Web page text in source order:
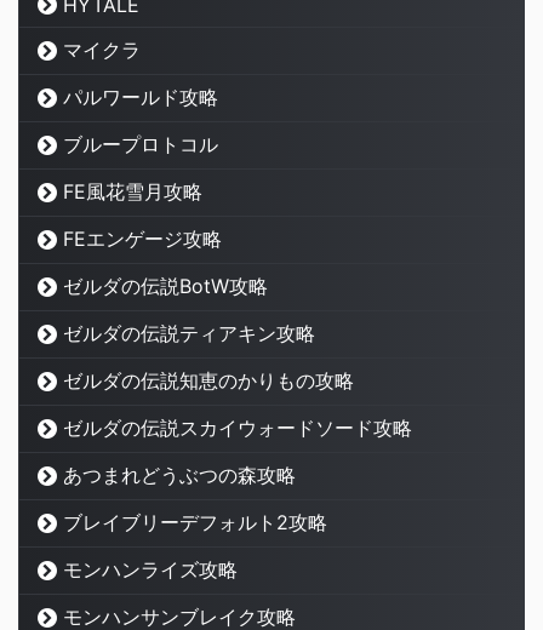
マイクラ
パルワールド攻略
ブループロトコル
FE風花雪月攻略
FEエンゲージ攻略
ゼルダの伝説BotW攻略
ゼルダの伝説ティアキン攻略
ゼルダの伝説知恵のかりもの攻略
ゼルダの伝説スカイウォードソード攻略
あつまれどうぶつの森攻略
ブレイブリーデフォルト2攻略
モンハンライズ攻略
モンハンサンブレイク攻略